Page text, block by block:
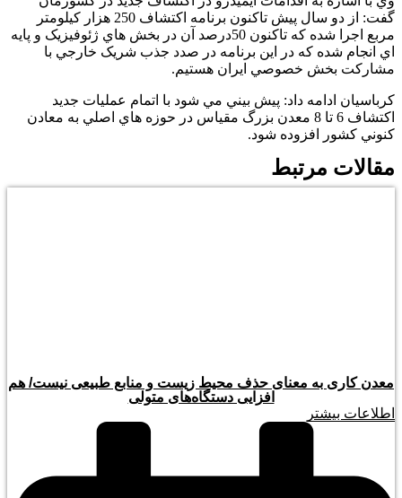
گفت: از دو سال پيش تاکنون برنامه اکتشاف 250 هزار کيلومتر
مربع اجرا شده که تاکنون 50درصد آن در بخش هاي ژئوفيزيک و پايه
اي انجام شده که در اين برنامه در صدد جذب شريک خارجي با
مشارکت بخش خصوصي ايران هستيم.
کرباسيان ادامه داد: پيش بيني مي شود با اتمام عمليات جديد
اکتشاف 6 تا 8 معدن بزرگ مقياس در حوزه هاي اصلي به معادن
کنوني کشور افزوده شود.
مقالات مرتبط
معدن کاری به معنای حذف محیط زیست و منابع طبیعی نیست/ هم
افزایی دستگاه‌های متولی
اطلاعات بیشتر